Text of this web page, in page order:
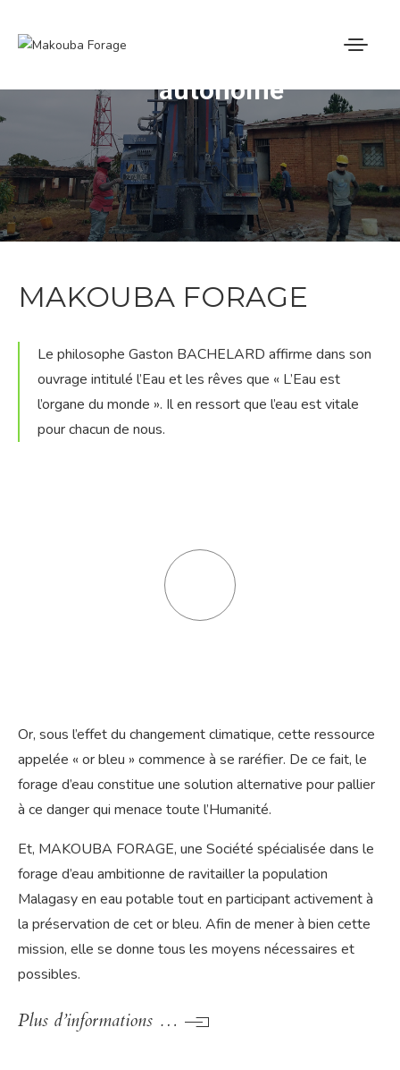
ACCUEIL
MAKOUBA FORAGE
NOS PRESTATIONS
NOUS CONTACTER
Osez adopter un système
autonome
MAKOUBA FORAGE
Le philosophe Gaston BACHELARD affirme dans son
ouvrage intitulé l’Eau et les rêves que « L’Eau est
l’organe du monde ». Il en ressort que l’eau est vitale
pour chacun de nous.
Or, sous l’effet du changement climatique, cette ressource
appelée « or bleu » commence à se raréfier. De ce fait, le
forage d’eau constitue une solution alternative pour pallier
à ce danger qui menace toute l’Humanité.
Et, MAKOUBA FORAGE, une Société spécialisée dans le
forage d’eau ambitionne de ravitailler la population
Malagasy en eau potable tout en participant activement à
la préservation de cet or bleu. Afin de mener à bien cette
mission, elle se donne tous les moyens nécessaires et
possibles.
Plus d’informations …